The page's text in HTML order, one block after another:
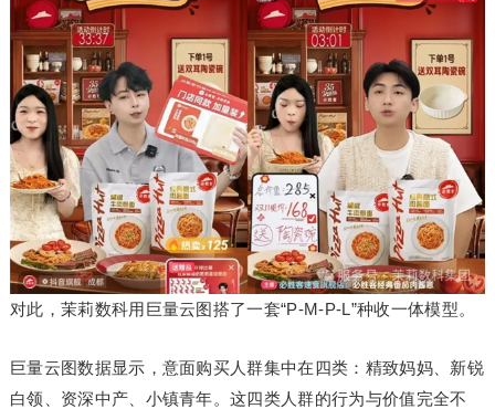
对此，茉莉数科用巨量云图搭了一套“P-M-P-L”种收一体模型。
巨量云图数据显示，意面购买人群集中在四类：精致妈妈、新锐
白领、资深中产、小镇青年。这四类人群的行为与价值完全不